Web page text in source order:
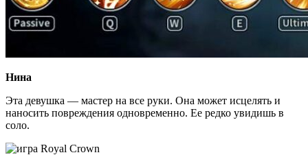
Нина
Эта девушка — мастер на все руки. Она может исцелять и
наносить повреждения одновременно. Ее редко увидишь в
соло.